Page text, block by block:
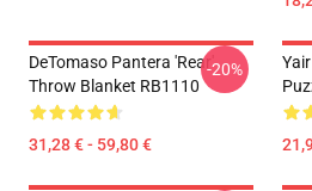
DeTomaso Pantera 'Rear'
Throw Blanket RB1110
31,28 € - 59,80 €
-20%